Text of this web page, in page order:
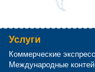
Услуги
Коммерческие
Международные